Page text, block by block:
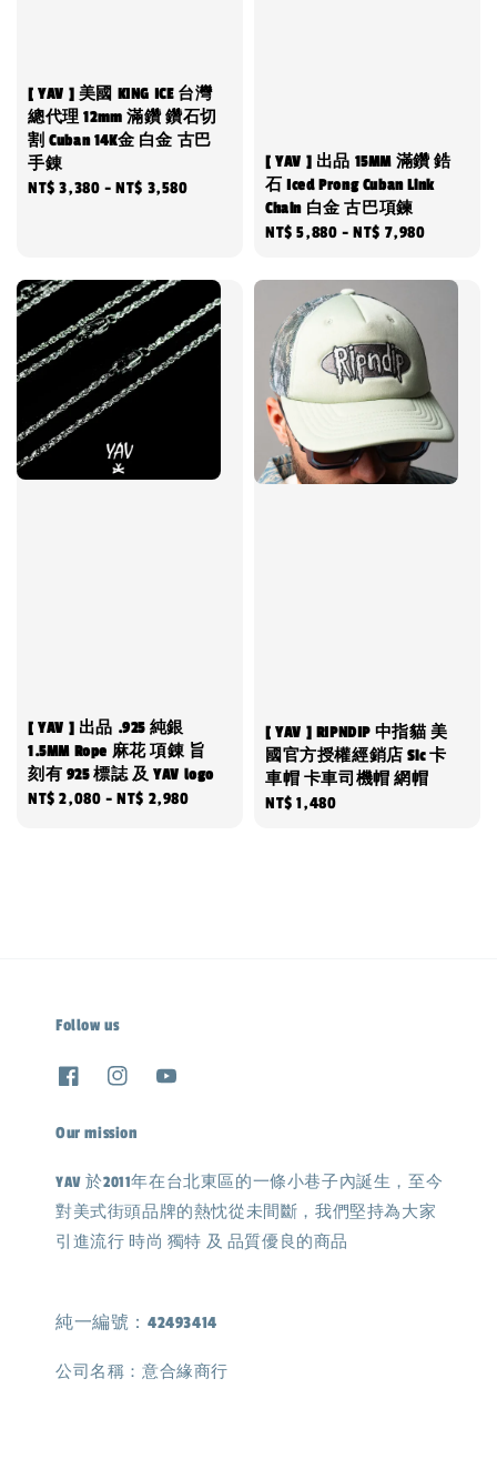
[ YAV ] 美國 KING ICE 台灣
總代理 12mm 滿鑽 鑽石切
割 Cuban 14K金 白金 古巴
手錬
Regular
NT$ 3,380 -NT$ 3,580
[ YAV ] 出品 15MM 滿鑽 鋯
石 Iced Prong Cuban Link
Chain 白金 古巴項鍊
Regular
NT$ 5,880 -NT$ 7,980
[ YAV ] 出品 .925 純銀
1.5MM Rope 麻花 項錬 旨
刻有 925 標誌 及 YAV logo
Regular
NT$ 2,080 -NT$ 2,980
[ YAV ] RIPNDIP 中指貓 美
國官方授權經銷店 Sic 卡
車帽 卡車司機帽 網帽
Regular
NT$ 1,480
Follow us
Our mission
YAV 於2011年在台北東區的一條小巷子內誕生，至今
對美式街頭品牌的熱忱從未間斷，我們堅持為大家
引進流行 時尚 獨特 及 品質優良的商品
純一編號：42493414
公司名稱：意合緣商行